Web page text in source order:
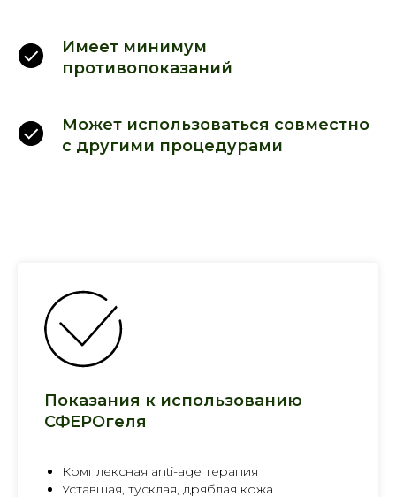
Имеет минимум
противопоказаний
Может использоваться совместно
с другими процедурами
Показания к использованию
СФЕРОгеля
Комплексная anti-age терапия
Уставшая, тусклая, дряблая кожа